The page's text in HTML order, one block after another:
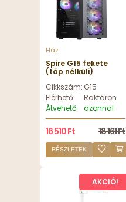
Ház
Spire G15 fekete
(táp nélküli)
Cikkszám: G15
Elérhető:
Raktáron
Átvehető
azonnal
16 510 Ft 18 161 Ft
RÉSZLETEK
AKCIÓ!